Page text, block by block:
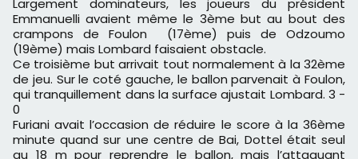
Largement dominateurs, les joueurs du président
Emmanuelli avaient même le 3ème but au bout des
crampons de Foulon (17ème) puis de Odzoumo
(19ème) mais Lombard faisaient obstacle.
Ce troisième but arrivait tout normalement à la 32ème
de jeu. Sur le coté gauche, le ballon parvenait à Foulon,
qui tranquillement dans la surface ajustait Lombard. 3 -
0
Furiani avait l’occasion de réduire le score à la 36ème
minute quand sur une centre de Bai, Dottel était seul
au 18 m pour reprendre le ballon, mais l’attaquant